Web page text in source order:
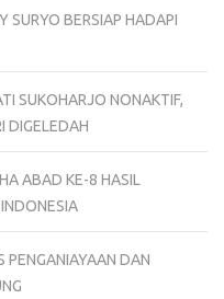
SURYO BERSIAP HADAPI
SUKOHARJO NONAKTIF,
DIGELEDAH
ABAD KE-8 HASIL
PENGANIAYAAN DAN